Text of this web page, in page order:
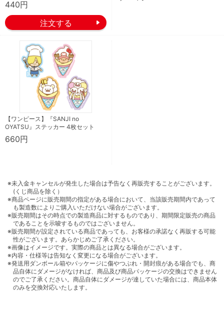
440円
【ワンピース】『SANJI no
OYATSU』ステッカー 4枚セット
660円
※未入金キャンセルが発生した場合は予告なく再販売することがございます。
(くじ商品を除く）
※商品ページに販売期間の指定がある場合において、当該販売期間内であって
も製造数によりご購入いただけない場合がございます。
※販売期間はその時点での製造商品に対するものであり、期間限定販売の商品
であることを示唆するものではございません。
※販売期間が設定されている商品であっても、お客様の承諾なく再販する可能
性がございます。あらかじめご了承ください。
※画像はイメージです。実際の商品とは異なる場合がございます。
※内容・仕様等は告知なく変更になる場合がございます。
※発送用ダンボール箱やパッケージに傷やつぶれ・開封痕がある場合でも、商
品自体にダメージがなければ、商品及び商品パッケージの交換はできません
のでご了承ください。商品自体にダメージが達していた場合には、商品本体
のみを交換対応いたします。